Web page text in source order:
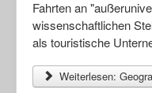
Fahrten an
wissenschaftlichen
als touristische
Weiterlesen: